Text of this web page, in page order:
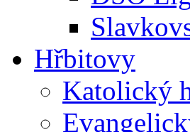
Hřbitovy
Katolický